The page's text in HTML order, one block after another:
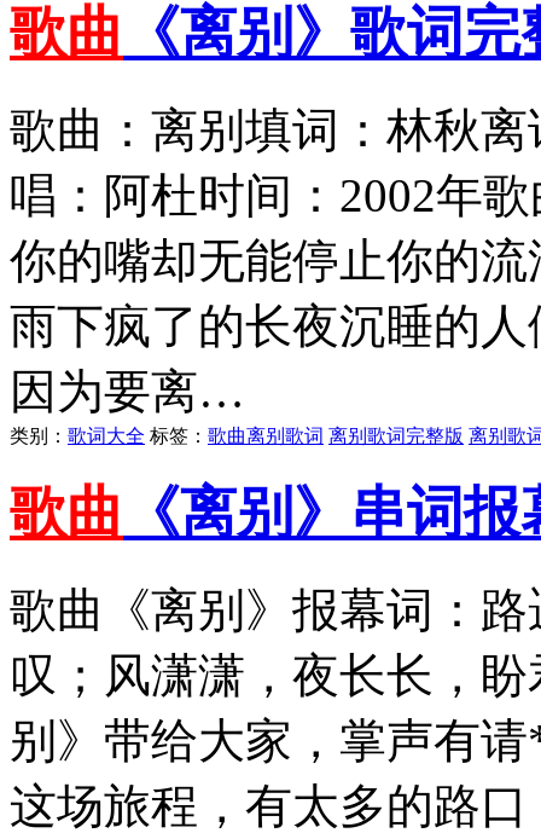
歌曲 《离别》歌词
歌曲：离别填词：林秋
唱：阿杜时间：2002年
你的嘴却无能停止你的
雨下疯了的长夜沉睡的
因为要离…
类别： 歌词大全 标签： 歌曲离别歌词 离别歌词完整版 离别歌
歌曲 《离别》串词
歌曲《离别》报幕词：
叹；风潇潇，夜长长，
别》带给大家，掌声有
这场旅程，有太多的路